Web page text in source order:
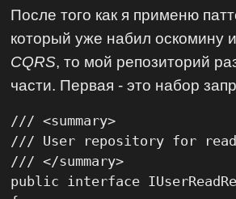
После того как я применю
который уже набил оскомину
CQRS, то мой репозиторий
части. Первая - это набор
/// <summary>
/// User repository for
/// </summary>
public interface